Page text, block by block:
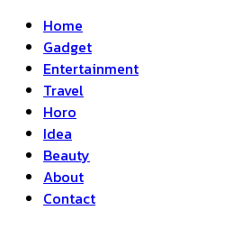
Home
Gadget
Entertainment
Travel
Horo
Idea
Beauty
About
Contact